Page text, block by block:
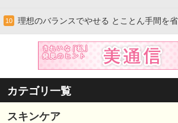
10 理想のバランスでやせる とことん手間を
カテゴリ一覧
スキンケア